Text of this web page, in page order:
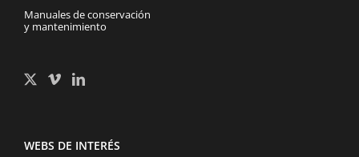
Manuales de conservación
y mantenimiento
WEBS DE INTERÉS